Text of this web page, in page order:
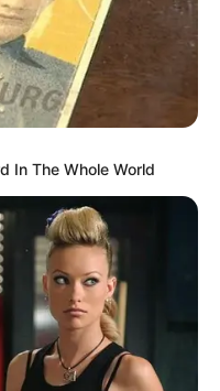
In The Whole World